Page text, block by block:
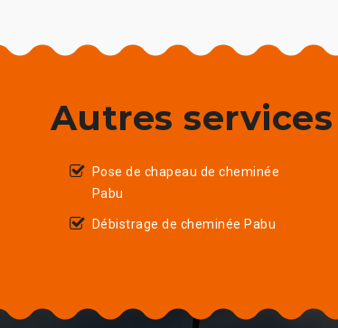
Autres services
Pose de chapeau de cheminée
Pabu
Débistrage de cheminée Pabu